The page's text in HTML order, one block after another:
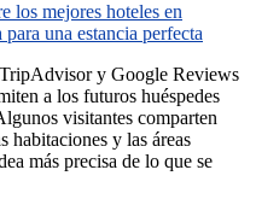
los mejores hoteles en
una estancia perfecta
y Google Reviews
a los futuros huéspedes
visitantes comparten
habitaciones y las áreas
más precisa de lo que se